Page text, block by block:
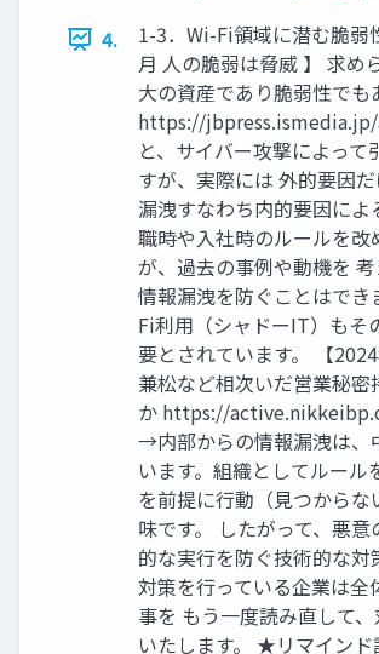
4.
1-3．Wi-Fi領域に潜む脆弱
月 人の脆弱は脅威 】 求め
大の資産であり脆弱性でも
https://
と、サイバー攻撃によっ
すが、実際には 外的要因
漏洩すなわち内的要因に
職時や入社時のルールを
が、過去の事例や動機を
情報漏洩を防ぐことはで
Fi利用（シャドーIT）もそ
要とされています。 【
兼松など相次いだ営業秘
か https://
→内部からの情報漏洩は、
います。組織としてルー
を前提に行動（見つから
味です。 したがって、悪
的な実行を防ぐ技術的な
対策を行っている企業は
事を もう一度読み直して
いたします。 ★リマイン